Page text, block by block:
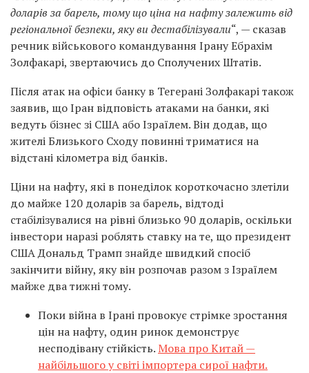
доларів за барель, тому що ціна на нафту залежить від
регіональної безпеки, яку ви дестабілізували“, — сказав
речник військового командування Ірану Ебрахім
Золфакарі, звертаючись до Сполучених Штатів.
Після атак на офіси банку в Тегерані Золфакарі також
заявив, що Іран відповість атаками на банки, які
ведуть бізнес зі США або Ізраїлем. Він додав, що
жителі Близького Сходу повинні триматися на
відстані кілометра від банків.
Ціни на нафту, які в понеділок короткочасно злетіли
до майже 120 доларів за барель, відтоді
стабілізувалися на рівні близько 90 доларів, оскільки
інвестори наразі роблять ставку на те, що президент
США Дональд Трамп знайде швидкий спосіб
закінчити війну, яку він розпочав разом з Ізраїлем
майже два тижні тому.
Поки війна в Ірані провокує стрімке зростання
цін на нафту, один ринок демонструє
несподівану стійкість.Мова про Китай —
найбільшого у світі імпортера сирої нафти.